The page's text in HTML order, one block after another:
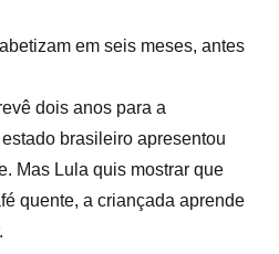
em seis meses, antes
dois anos para a
brasileiro apresentou
Mas Lula quis mostrar que
quente, a criançada aprende